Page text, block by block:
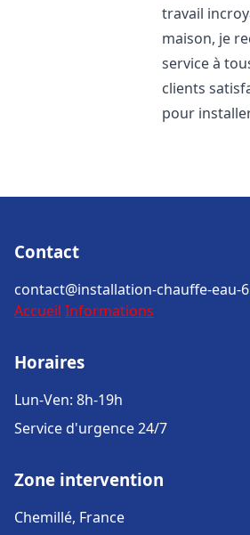
travail
maison, je
service à
clients
pour
Contact
contact@installation-chauffe-eau-
Accueil Informations
Horaires
Lun-Ven: 8h-19h
Service d'urgence 24/7
Zone intervention
Chemillé, France